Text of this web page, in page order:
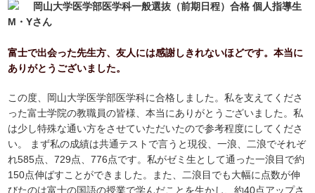
岡山大学医学部医学科一般選抜（前期日程）合格 個人指導生
M・Yさん
富士で出会った先生方、友人には感謝しきれないほどです。本当に
ありがとうございました。
この度、岡山大学医学部医学科に合格しました。私を支えてくださ
った富士学院の教職員の皆様、本当にありがとうございました。私
は少し特殊な通い方をさせていただいたので参考程度にしてくださ
い。 まず私の成績は共通テストで言うと現役、一浪、二浪でそれぞ
れ585点、729点、776点です。私がゼミ生として通った一浪目で約
150点伸ばすことができました。また、二浪目でも大幅に点数が伸
びたのは富士の国語の授業で学んだことを生かし、約40点アップさ